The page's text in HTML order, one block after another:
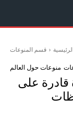
قسم المنوعات
منوعات حول العالم
قادرة على